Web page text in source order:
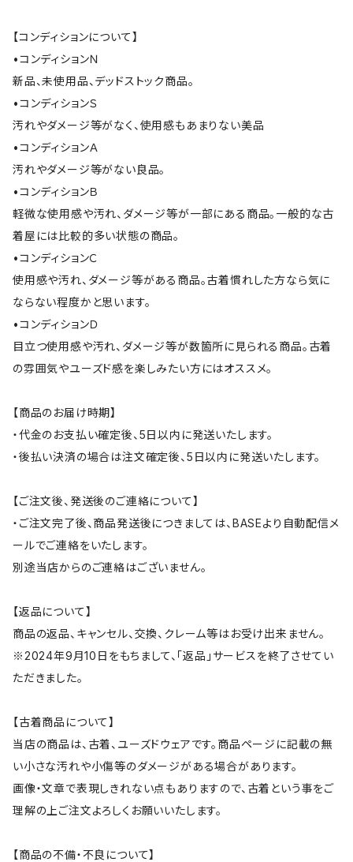
【コンディションについて】
•コンディションＮ
新品、未使用品、デッドストック商品。
•コンディションＳ
汚れやダメージ等がなく、使用感もあまりない美品
•コンディションＡ
汚れやダメージ等がない良品。
•コンディションＢ
軽微な使用感や汚れ、ダメージ等が一部にある商品。一般的な古
着屋には比較的多い状態の商品。
•コンディションＣ
使用感や汚れ、ダメージ等がある商品。古着慣れした方なら気に
ならない程度かと思います。
•コンディションＤ
目立つ使用感や汚れ、ダメージ等が数箇所に見られる商品。古着
の雰囲気やユーズド感を楽しみたい方にはオススメ。
【商品のお届け時期】
・代金のお支払い確定後、5日以内に発送いたします。
・後払い決済の場合は注文確定後、5日以内に発送いたします。
【ご注文後、発送後のご連絡について】
・ご注文完了後、商品発送後につきましては、BASEより自動配信メ
ールでご連絡をいたします。
別途当店からのご連絡はございません。
【返品について】
商品の返品、キャンセル、交換、クレーム等はお受け出来ません。
※2024年9月10日をもちまして、「返品」サービスを終了させてい
ただきました。
【古着商品について】
当店の商品は、古着、ユーズドウェアです。商品ページに記載の無
い小さな汚れや小傷等のダメージがある場合があります。
画像・文章で表現しきれない点もありますので、古着という事をご
理解の上ご注文よろしくお願いいたします。
【商品の不備・不良について】